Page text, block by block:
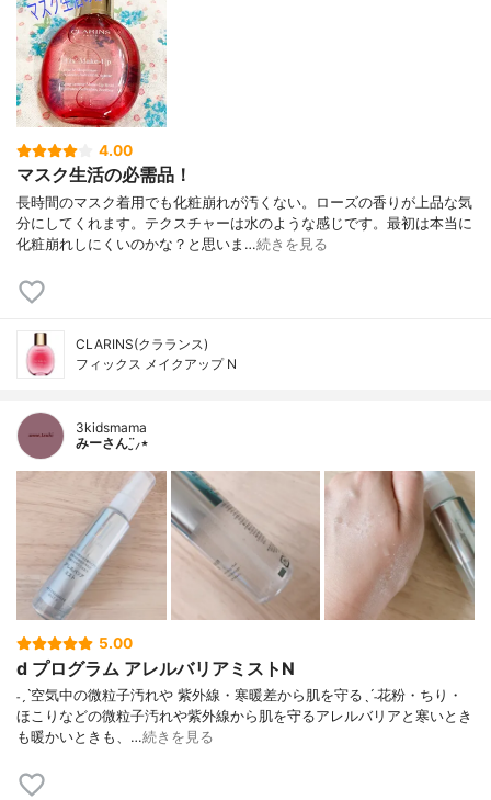
4.00
マスク生活の必需品！
長時間のマスク着用でも化粧崩れが汚くない。ローズの香りが上品な気
分にしてくれます。テクスチャーは水のような感じです。最初は本当に
化粧崩れしにくいのかな？と思いま…続きを見る
CLARINS(クラランス)
フィックス メイクアップ N
3kidsmama
みーさん¨̮⸝⋆
5.00
d プログラム アレルバリアミストN
˗ˏˋ空気中の微粒子汚れや 紫外線・寒暖差から肌を守るˎˊ˗花粉・ちり・
ほこりなどの微粒子汚れや紫外線から肌を守るアレルバリアと寒いとき
も暖かいときも、…続きを見る